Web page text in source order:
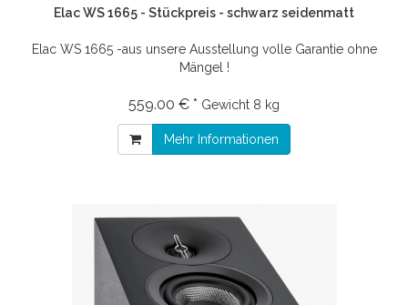
Elac WS 1665 - Stückpreis - schwarz seidenmatt
Elac WS 1665 -aus unsere Ausstellung volle Garantie ohne
Mängel !
559.00 € * Gewicht 8 kg
Mehr Informationen